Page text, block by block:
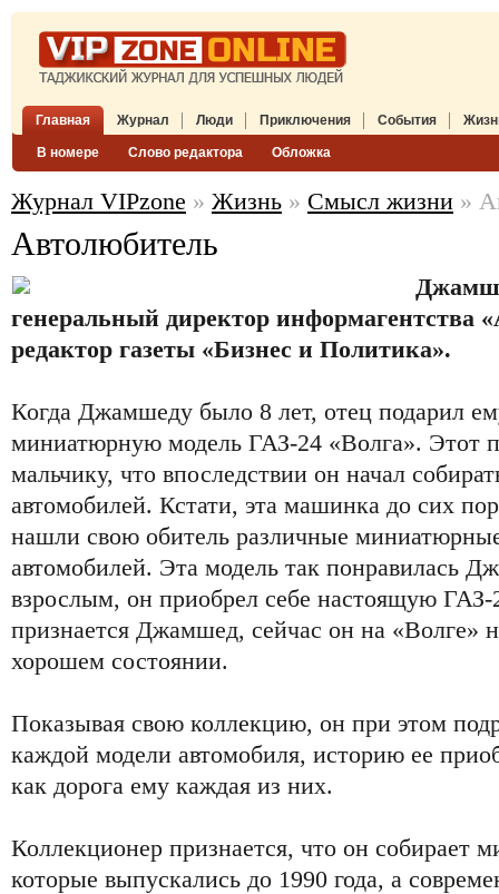
Главная Журнал
В номере Слово редактора Обложка
Люди Приключения События
Журнал VIPzone » Жизнь » Смысл жизни »
Автолюбитель
генеральный директор информагентства
редактор газеты «Бизнес и Политика».
Когда Джамшеду было 8 лет, отец подарил
миниатюрную модель ГАЗ-24 «Волга». Этот
мальчику, что впоследствии он начал
автомобилей. Кстати, эта машинка до сих
нашли свою обитель различные
автомобилей. Эта модель так понравилась
взрослым, он приобрел себе настоящую
признается Джамшед, сейчас он на «Волге»
хорошем состоянии.
Показывая свою коллекцию, он при этом
каждой модели автомобиля, историю ее
как дорога ему каждая из них.
Коллекционер признается, что он собирает
которые выпускались до 1990 года, а